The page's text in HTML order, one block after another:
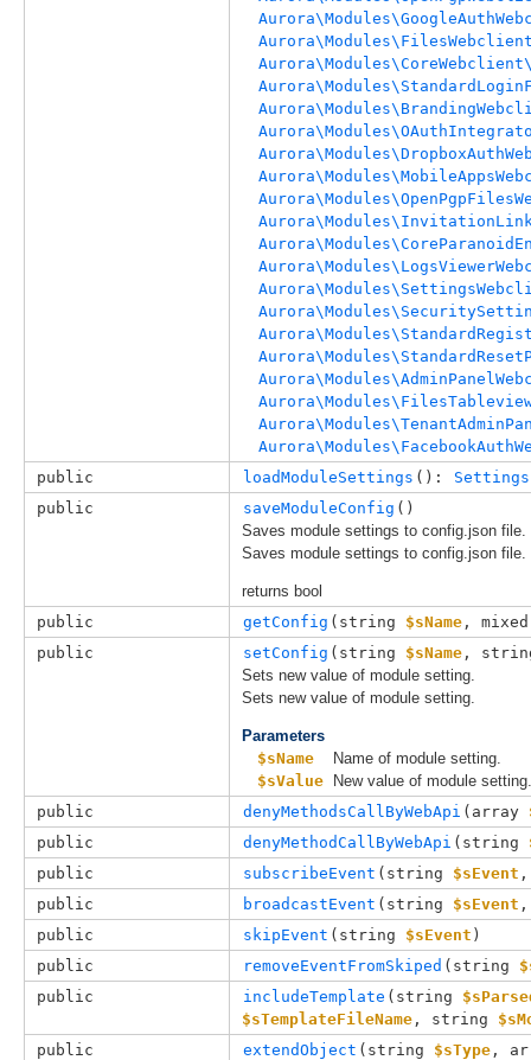
public
loadModuleSettings ():
Settings
public
saveModuleConfig ()
Saves module settings to config.json file.
Saves module settings to config.json file.
returns bool
public
getConfig ( string $sName ,
public
setConfig ( string $sName ,
Sets new value of module setting.
Sets new value of module setting.
Parameters
$sName
Name of module setting.
$sValue New value of module setting.
public
denyMethodsCallByWebApi ( array
public
denyMethodCallByWebApi ( string
public
subscribeEvent ( string $sEvent
public
broadcastEvent ( string $sEvent
public
skipEvent ( string $sEvent )
public
removeEventFromSkiped ( string
public
includeTemplate ( string
$sTemplateFileName , string
public
extendObject ( string $sType ,